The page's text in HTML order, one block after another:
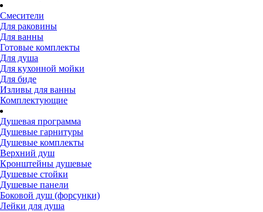
Смесители
Для раковины
Для ванны
Готовые комплекты
Для душа
Для кухонной мойки
Для биде
Изливы для ванны
Комплектующие
Душевая программа
Душевые гарнитуры
Душевые комплекты
Верхний душ
Кронштейны душевые
Душевые стойки
Душевые панели
Боковой душ (форсунки)
Лейки для душа